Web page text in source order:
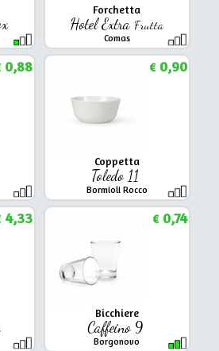
Forchetta
Hotel Extra Frutta
Comas
0,88
Coppetta
Toledo 11
Bormioli Rocco
€0,90
4,33
Bicchiere
Caffeino 9
Borgonovo
€0,74